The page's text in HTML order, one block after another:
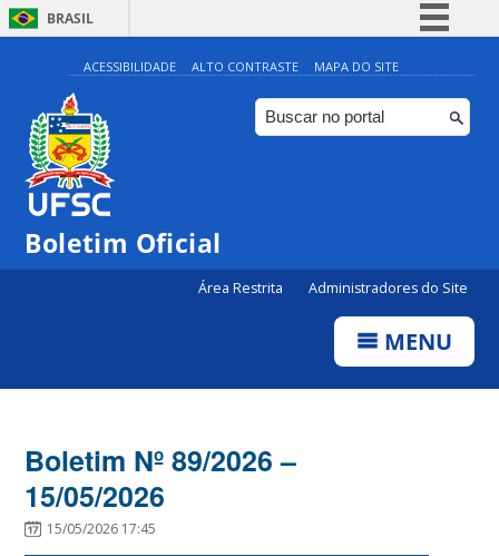
BRASIL
Simplifique!
Comunica BR
Participe
ACESSIBILIDADE ALTO CONTRASTE MAPA DO SITE
Boletim Oficial
Área Restrita Administradores do Site
MENU
Boletim Nº 89/2026 –
15/05/2026
15/05/2026 17:45